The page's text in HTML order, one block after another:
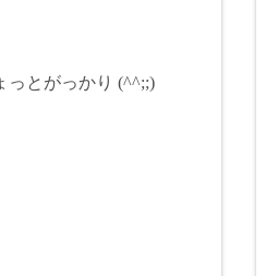
っとがっかり (^^;;)